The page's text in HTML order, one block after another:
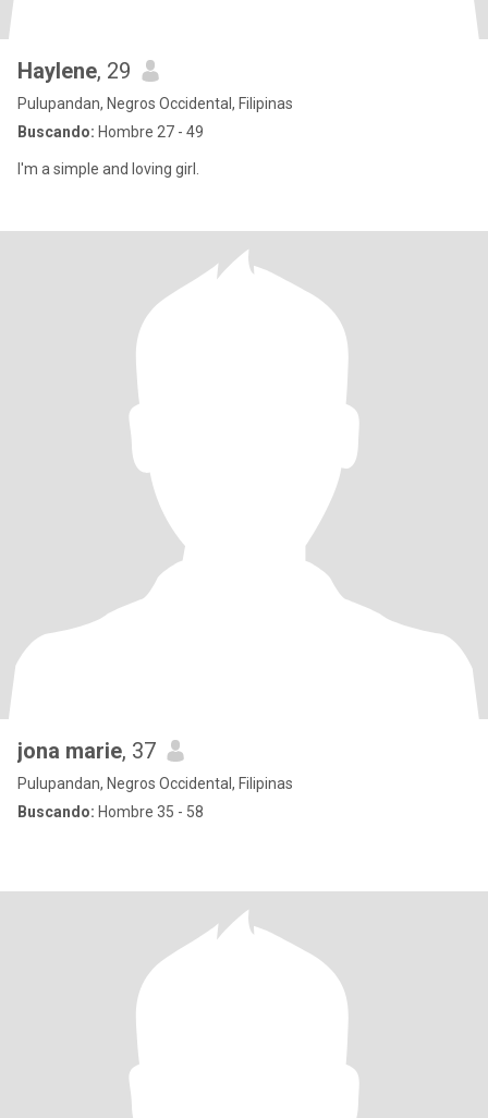
Haylene, 29
Pulupandan, Negros Occidental, Filipinas
Buscando: Hombre 27 - 49
I'm a simple and loving girl.
jona marie, 37
Pulupandan, Negros Occidental, Filipinas
Buscando: Hombre 35 - 58